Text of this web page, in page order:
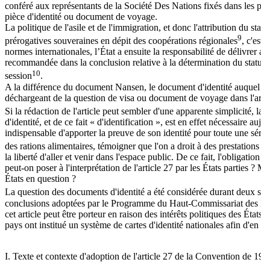
conféré aux représentants de la Société Des Nations fixés dans les
pièce d'identité ou document de voyage.
La politique de l'asile et de l'immigration, et donc l'attribution du
prérogatives souveraines en dépit des coopérations régionales9,
normes internationales, l’État a ensuite la responsabilité de
recommandée dans la conclusion relative à la détermination du
session10.
A la différence du document Nansen, le document d'identité
déchargeant de la question de visa ou document de voyage dans
Si la rédaction de l'article peut sembler d'une apparente
d'identité, et de ce fait « d'identification », est en effet nécessaire
indispensable d'apporter la preuve de son identité pour toute une
des rations alimentaires, témoigner que l'on a droit à des
la liberté d'aller et venir dans l'espace public. De ce fait,
peut-on poser à l'interprétation de l'article 27 par les États parties
États en question ?
La question des documents d'identité a été considérée durant
conclusions adoptées par le Programme du Haut-Commissariat
cet article peut être porteur en raison des intérêts politiques des
pays ont institué un système de cartes d'identité nationales afin
I. Texte et contexte d'adoption de l'article 27 de la Convention de